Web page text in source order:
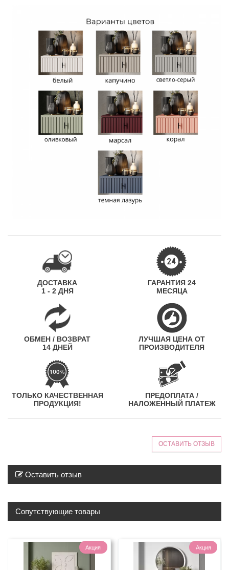
ДОСТАВКА
1 - 2 ДНЯ
ГАРАНТИЯ 24
МЕСЯЦА
ОБМЕН / ВОЗВРАТ
14 ДНЕЙ
ЛУЧШАЯ ЦЕНА ОТ
ПРОИЗВОДИТЕЛЯ
ТОЛЬКО КАЧЕСТВЕННАЯ
ПРОДУКЦИЯ!
ПРЕДОПЛАТА /
НАЛОЖЕННЫЙ ПЛАТЕЖ
ОСТАВИТЬ ОТЗЫВ
Оставить отзыв
Сопутствующие товары
Акция Акция